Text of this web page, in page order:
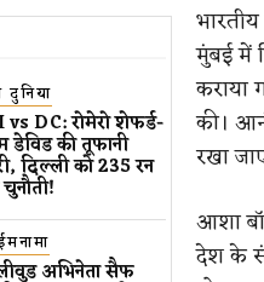
DC: रोमेरो शेफर्ड-
डेविड की तूफानी
दिल्ली को 235 रन
अभिनेता सैफ
मुंबई में
कराया
की।
रखा
आशा
देश के